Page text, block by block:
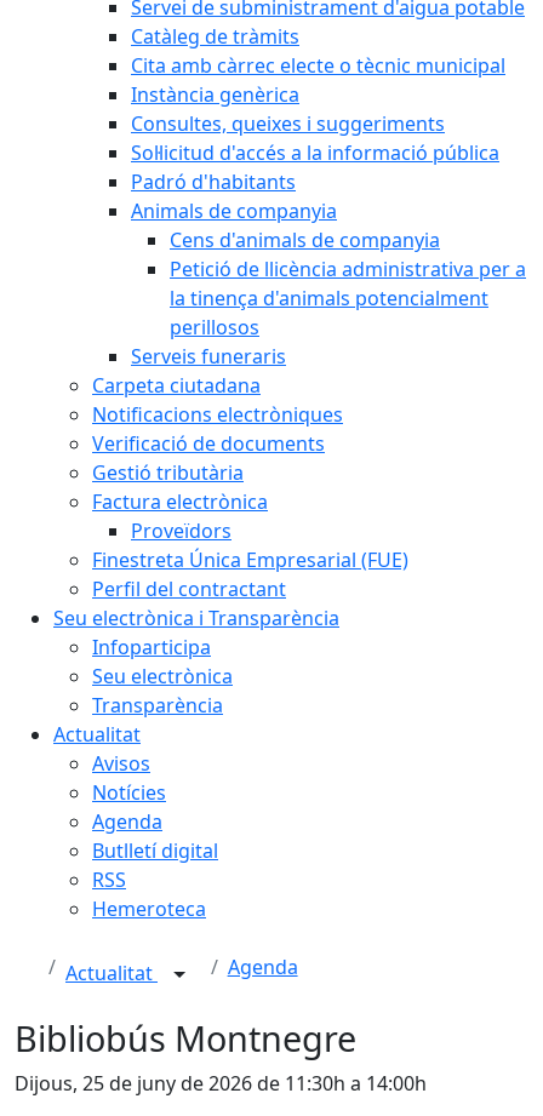
Servei de subministrament d'aigua potable
Catàleg de tràmits
Cita amb càrrec electe o tècnic municipal
Instància genèrica
Consultes, queixes i suggeriments
Sol·licitud d'accés a la informació pública
Padró d'habitants
Animals de companyia
Cens d'animals de companyia
Petició de llicència administrativa per a
la tinença d'animals potencialment
perillosos
Serveis funeraris
Carpeta ciutadana
Notificacions electròniques
Verificació de documents
Gestió tributària
Factura electrònica
Proveïdors
Finestreta Única Empresarial (FUE)
Perfil del contractant
Seu electrònica i Transparència
Infoparticipa
Seu electrònica
Transparència
Actualitat
Avisos
Notícies
Agenda
Butlletí digital
RSS
Hemeroteca
Actualitat Agenda
Bibliobús Montnegre
Dijous, 25 de juny de 2026 de 11:30h a 14:00h